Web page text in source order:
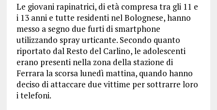
Le giovani rapinatrici, di età compresa tra gli 11 e
i 13 anni e tutte residenti nel Bolognese, hanno
messo a segno due furti di smartphone
utilizzando spray urticante. Secondo quanto
riportato dal Resto del Carlino, le adolescenti
erano presenti nella zona della stazione di
Ferrara la scorsa lunedì mattina, quando hanno
deciso di attaccare due vittime per sottrarre loro
i telefoni.